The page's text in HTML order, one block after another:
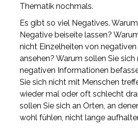
Thematik nochmals.
Es gibt so viel Negatives.
Negative beiseite lassen?
nicht Einzelheiten von
ansehen? Warum sollen Sie
negativen Informationen
Sie sich nicht mit Menschen
wieder mal oder oft schlecht
sollen Sie sich an Orten, an
wohl fühlen, nicht lange